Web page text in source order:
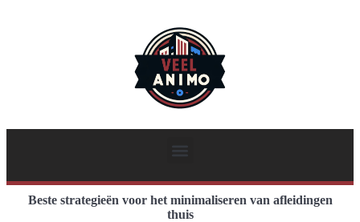
Beste strategieën voor het minimaliseren van afleidingen
thuis